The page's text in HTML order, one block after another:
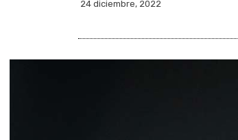
24 diciembre, 2022